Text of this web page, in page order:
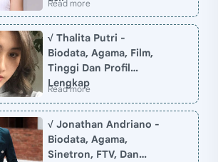
√ Thalita Putri -
Biodata, Agama, Film,
Tinggi Dan Profil
Lengkap
√ Jonathan Andriano -
Biodata, Agama,
Sinetron, FTV, Dan